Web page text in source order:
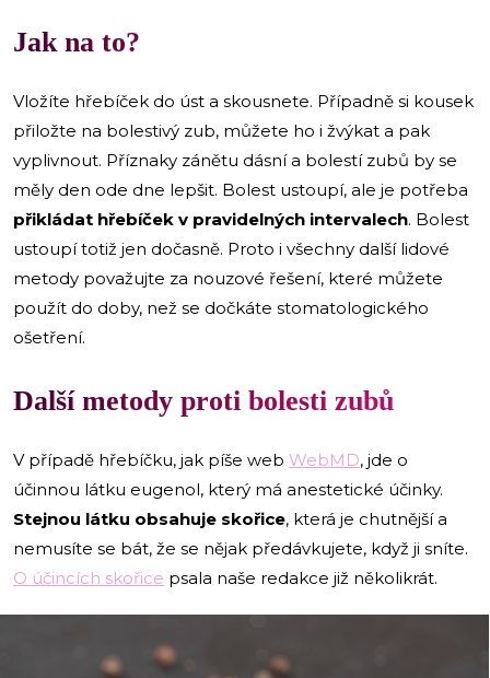
Jak na to?
Vložíte hřebíček do úst a skousnete. Případně si kousek
přiložte na bolestivý zub, můžete ho i žvýkat a pak
vyplivnout. Příznaky zánětu dásní a bolestí zubů by se
měly den ode dne lepšit. Bolest ustoupí, ale je potřeba
přikládat hřebíček v pravidelných intervalech. Bolest
ustoupí totiž jen dočasně. Proto i všechny další lidové
metody považujte za nouzové řešení, které můžete
použít do doby, než se dočkáte stomatologického
ošetření.
Další metody proti bolesti zubů
V případě hřebíčku, jak píše web WebMD, jde o
účinnou látku eugenol, který má anestetické účinky.
Stejnou látku obsahuje skořice, která je chutnější a
nemusíte se bát, že se nějak předávkujete, když ji sníte.
O účincích skořice psala naše redakce již několikrát.